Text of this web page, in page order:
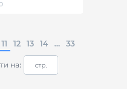
11 12 13 14 ... 33
на: